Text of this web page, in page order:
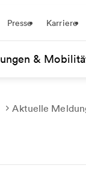
Presse Karriere
&
Aktuelle